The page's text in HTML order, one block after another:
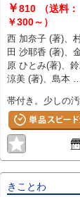
￥810
（送料：
￥300～）
西 加奈子 (著)、
田 沙耶香 (著)、
原 ひとみ(著)、
涼美 (著)、島本 理
(著)、朝吹 真理子
(著)、エリイ (著)
千早 茜(著)、山下
紘加 (著)、他 、文
藝春秋 、232
帯付き。少しの汚
きことわ